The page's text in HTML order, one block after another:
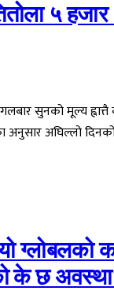
५
सुनको मूल्य
अनुसार अघिल्लो
ग्लोबलको
के छ